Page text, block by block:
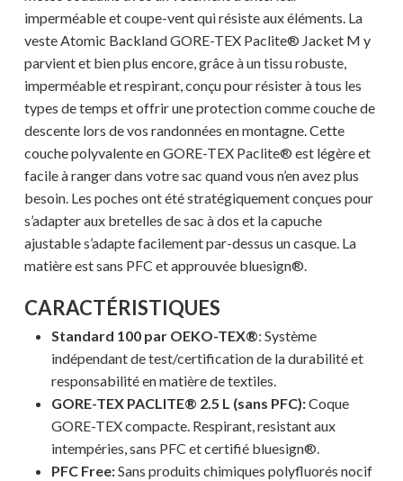
imperméable et coupe-vent qui résiste aux éléments. La
veste Atomic Backland GORE-TEX Paclite® Jacket M y
parvient et bien plus encore, grâce à un tissu robuste,
imperméable et respirant, conçu pour résister à tous les
types de temps et offrir une protection comme couche de
descente lors de vos randonnées en montagne. Cette
couche polyvalente en GORE-TEX Paclite® est légère et
facile à ranger dans votre sac quand vous n’en avez plus
besoin. Les poches ont été stratégiquement conçues pour
s’adapter aux bretelles de sac à dos et la capuche
ajustable s’adapte facilement par-dessus un casque. La
matière est sans PFC et approuvée bluesign®.
CARACTÉRISTIQUES
Standard 100 par OEKO-TEX®: Système
indépendant de test/certification de la durabilité et
responsabilité en matière de textiles.
GORE-TEX PACLITE® 2.5 L (sans PFC):Coque
GORE-TEX compacte. Respirant, resistant aux
intempéries, sans PFC et certifié bluesign®.
PFC Free:Sans produits chimiques polyfluorés nocif